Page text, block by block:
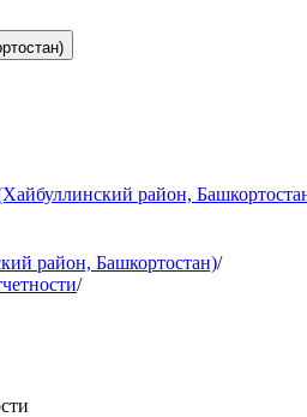
район,
район, Башкортостан)/
/